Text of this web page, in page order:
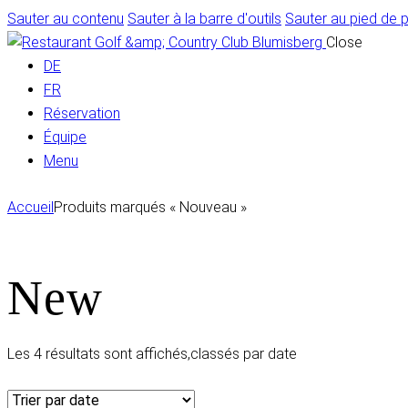
Sauter au contenu Sauter à la barre d'outils Sauter au pied de
Close
DE
FR
Réservation
Équipe
Menu
AccueilProduits marqués « Nouveau »
New
Les 4 résultats sont affichés,classés par date